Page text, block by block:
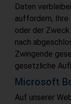
Daten
auffordern, Ihre
oder der
nach
Zwingende
gesetzliche
Microsoft
Auf unserer